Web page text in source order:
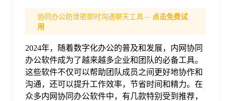
价
格
协同办公防泄密即时沟通聊天工具— 点击免费试
用
2024年，随着数字化办公的普及和发展，内网协同
办公软件成为了越来越多企业和团队的必备工具。
这些软件不仅可以帮助团队成员之间更好地协作和
沟通，还可以提升工作效率，节省时间和精力。在
众多内网协同办公软件中，有几款特别受到推荐，